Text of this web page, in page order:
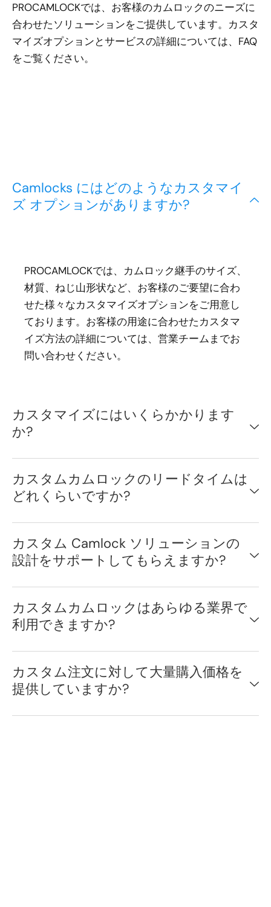
PROCAMLOCKでは、お客様のカムロックのニーズに
合わせたソリューションをご提供しています。カスタ
マイズオプションとサービスの詳細については、FAQ
をご覧ください。
Camlocks にはどのようなカスタマイ
ズ オプションがありますか?
PROCAMLOCKでは、カムロック継手のサイズ、
材質、ねじ山形状など、お客様のご要望に合わ
せた様々なカスタマイズオプションをご用意し
ております。お客様の用途に合わせたカスタマ
イズ方法の詳細については、営業チームまでお
問い合わせください。
カスタマイズにはいくらかかります
か?
カスタムカムロックのリードタイムは
どれくらいですか?
カスタム Camlock ソリューションの
設計をサポートしてもらえますか?
カスタムカムロックはあらゆる業界で
利用できますか?
カスタム注文に対して大量購入価格を
提供していますか?